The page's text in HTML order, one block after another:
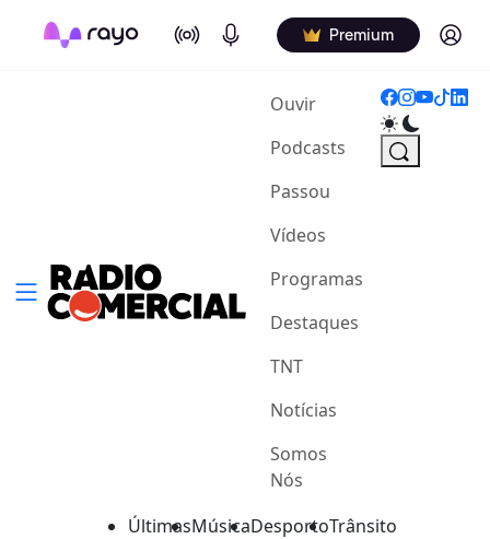
On Air Podcasts Premium Log in
Ouvir(current)
Podcasts
Passou
Vídeos
Programas
Destaques
TNT
Notícias
Somos
Nós
ÚltimasMúsicaDesportoTrânsito